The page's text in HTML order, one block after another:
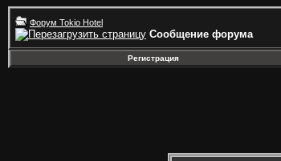
Форум Tokio Hotel
Сообщение форума
Регистрация